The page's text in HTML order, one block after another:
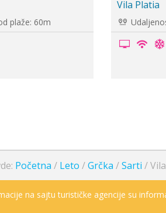
plaže: 180m
Vila
Početna / Leto /Grčka /Sarti /
na sajtu turističke agencije su